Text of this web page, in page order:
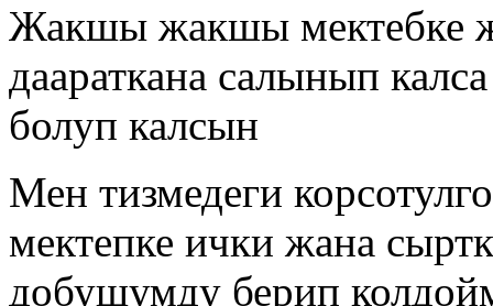
Жакшы жакшы мектебке
даараткана салынып
болуп калсын
Мен тизмедеги
мектепке ички жана
добушумду берип